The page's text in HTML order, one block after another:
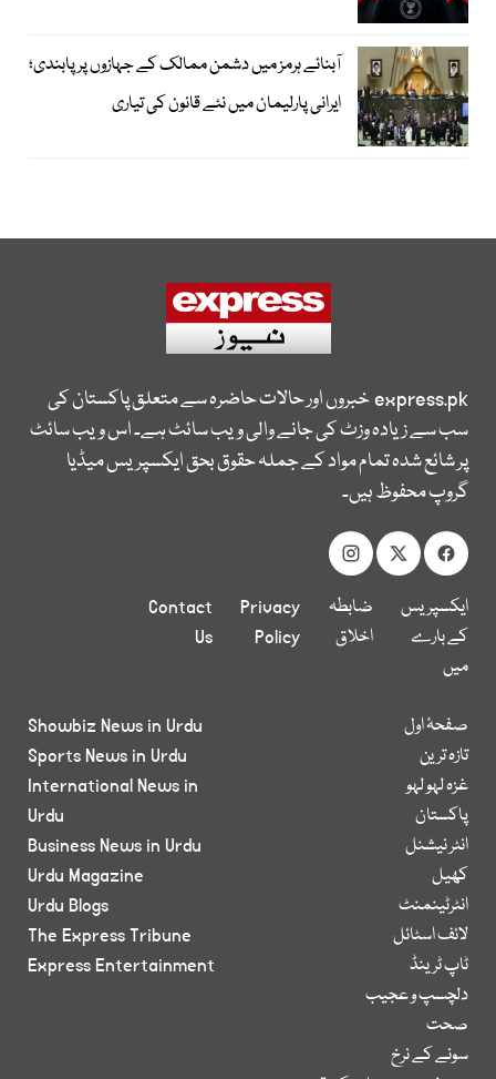
آبنائے ہرمز میں دشمن ممالک کے جہازوں پر پابندی؛
ایرانی پارلیمان میں نئے قانون کی تیاری
express.pkخبروں اور حالات حاضرہ سے متعلق پاکستان کی
سب سے زیادہ وزٹ کی جانے والی ویب سائٹ ہے۔ اس ویب سائٹ
پر شائع شدہ تمام مواد کے جملہ حقوق بحق ایکسپریس میڈیا
گروپ محفوظ ہیں۔
ایکسپریس
کے بارے
میں
ضابطہ
اخلاق
Privacy
Policy
Contact
Us
صفحۂ اول
تازہ ترین
غزہ لہو لہو
پاکستان
انٹر نیشنل
کھیل
انٹرٹینمنٹ
لائف اسٹائل
ٹاپ ٹرینڈ
دلچسپ و عجیب
صحت
سونے کے نرخ
Showbiz News in Urdu
Sports News in Urdu
International News in
Urdu
Business News in Urdu
Urdu Magazine
Urdu Blogs
The Express Tribune
Express Entertainment